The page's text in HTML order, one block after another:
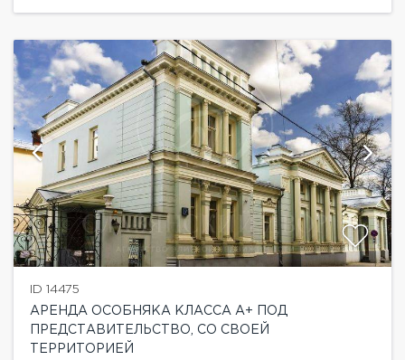
ID 14475
АРЕНДА ОСОБНЯКА КЛАССА А+ ПОД
ПРЕДСТАВИТЕЛЬСТВО, СО СВОЕЙ
ТЕРРИТОРИЕЙ